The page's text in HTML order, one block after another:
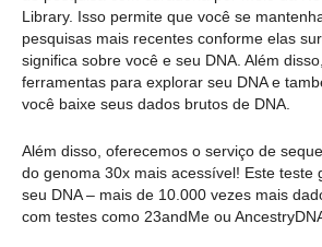
Library. Isso permite que você se
pesquisas mais recentes conforme elas
significa sobre você e seu DNA. Além
ferramentas para explorar seu DNA e
você baixe seus dados brutos de DNA.
Além disso, oferecemos o serviço de
do genoma 30x mais acessível! Este teste
seu DNA – mais de 10.000 vezes mais
com testes como 23andMe ou